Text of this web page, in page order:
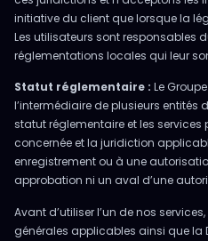
initiative du client que lorsque la
Les utilisateurs sont responsables
réglementations locales qui leur
Statut réglementaire : Le
l’intermédiaire de plusieurs entités
statut réglementaire et les services
concernée et la juridiction
enregistrement ou à une
approbation ni un aval d’une
Avant d’utiliser l’un de nos
générales applicables ainsi que